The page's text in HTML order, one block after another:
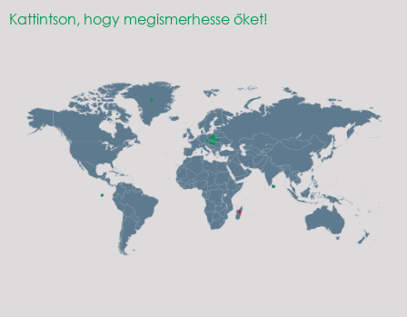
Kattintson, hogy megismerhesse őket!